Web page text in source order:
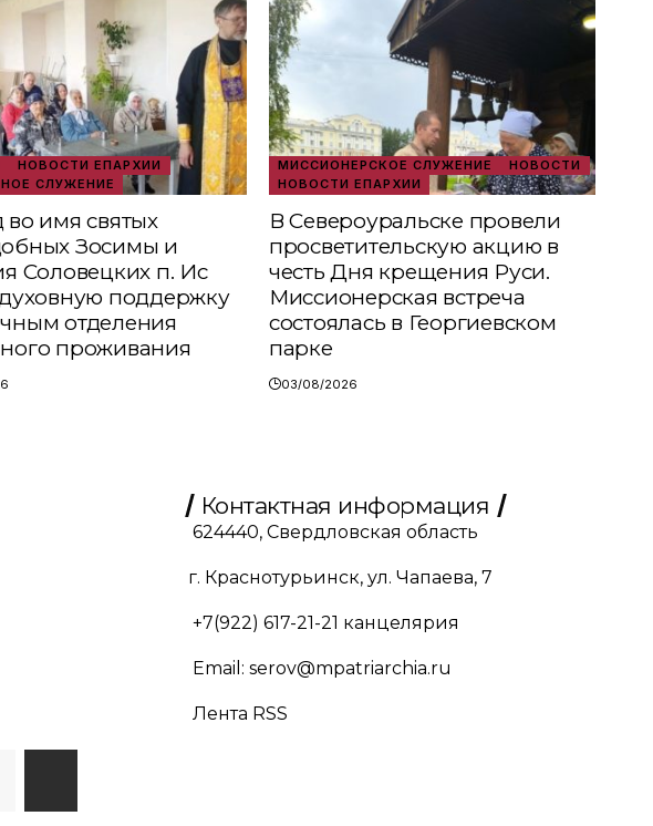
НОВОСТИ ЕПАРХИИ
СЛУЖЕНИЕ
имя святых
Зосимы и
Соловецких п. Ис
поддержку
отделения
проживания
МИССИОНЕРСКОЕ СЛУЖЕНИЕ
НОВОСТИ
НОВОСТИ ЕПАРХИИ
В Североуральске провели
просветительскую акцию в
честь Дня крещения Руси.
Миссионерская встреча
состоялась в Георгиевском
парке
03/08/2026
Контактная информация
624440, Свердловская область
г. Краснотурьинск, ул. Чапаева, 7
+7(922) 617-21-21 канцелярия
Email: serov@mpatriarchia.ru
Лента RSS